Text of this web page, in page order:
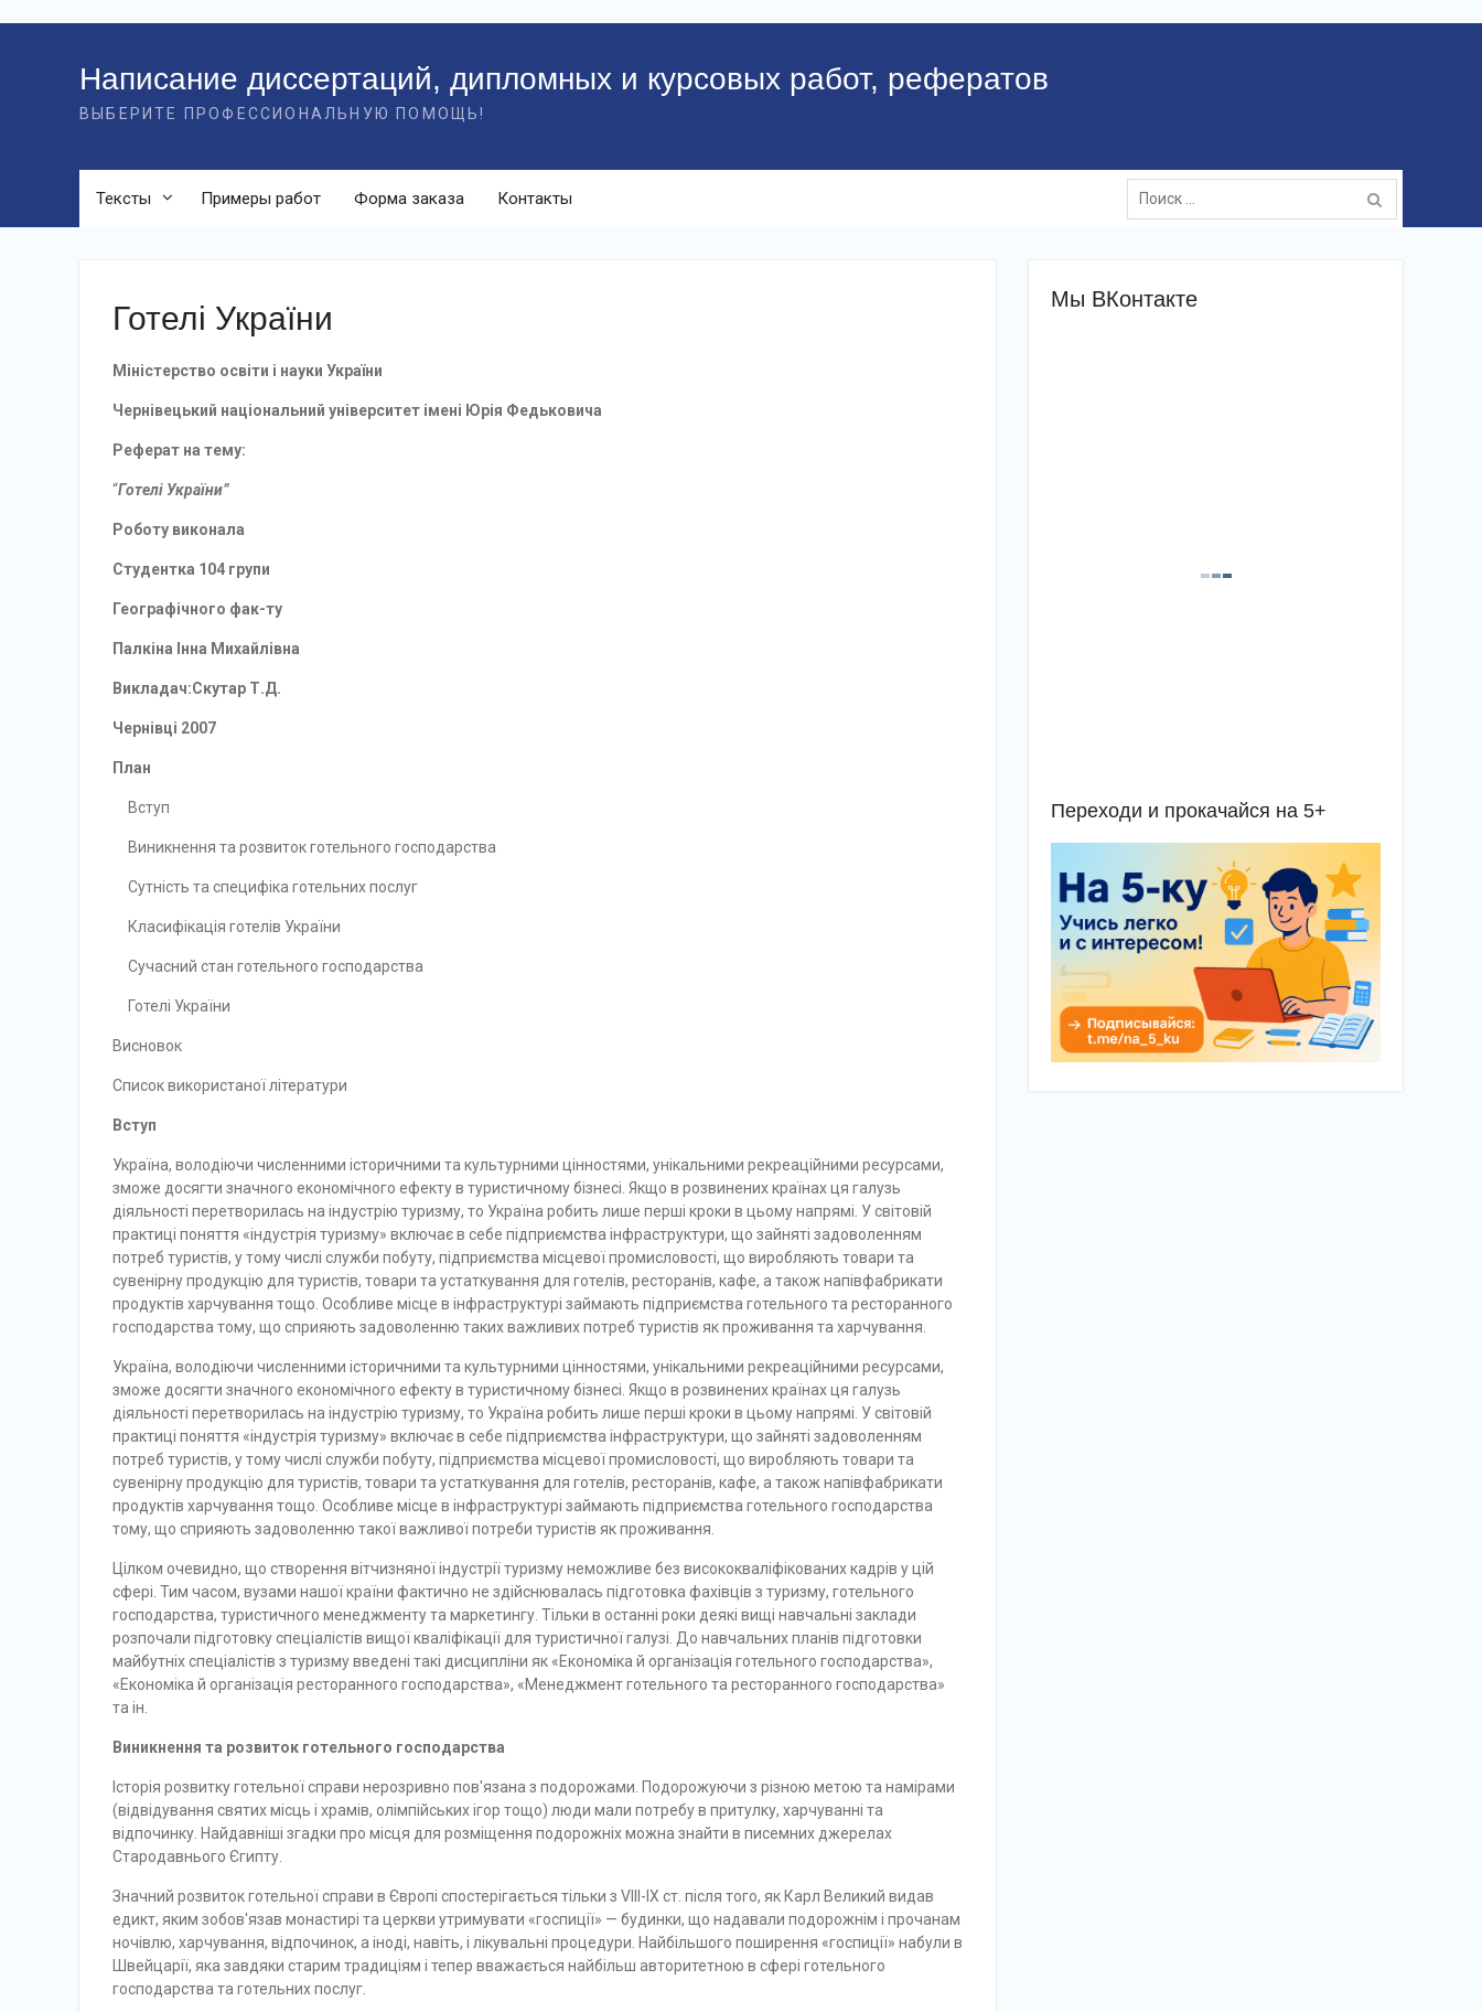
Написание диссертаций, дипломных и курсовых работ, рефератов
ВЫБЕРИТЕ ПРОФЕССИОНАЛЬНУЮ ПОМОЩЬ!
Тексты Примеры работ Форма заказа Контакты
Поиск:
Готелі України
Міністерство освіти і науки України
Чернівецький національний університет імені Юрія Федьковича
Реферат на тему:
“Готелі України”
Роботу виконала
Студентка 104 групи
Географічного фак-ту
Палкіна Інна Михайлівна
Викладач:Скутар Т.Д.
Чернівці 2007
План
Вступ
Виникнення та розвиток готельного господарства
Сутність та специфіка готельних послуг
Класифікація готелів України
Сучасний стан готельного господарства
Готелі України
Висновок
Список використаної літератури
Вступ
Україна, володіючи численними історичними та культурними цінностя­ми, унікальними рекреаційними ресурсами,
зможе досягти значного еко­номічного ефекту в туристичному бізнесі. Якщо в розвинених країнах ця галузь
діяльності перетворилась на індустрію туризму, то Україна робить лише перші кроки в цьому напрямі. У світовій
практиці поняття «індуст­рія туризму» включає в себе підприємства інфраструктури, що зайняті за­доволенням
потреб туристів, у тому числі служби побуту, підприємства місцевої промисловості, що виробляють товари та
сувенірну продукцію для туристів, товари та устаткування для готелів, ресторанів, кафе, а також напівфабрикати
продуктів харчування тощо. Особливе місце в інфра­структурі займають підприємства готельного та ресторанного
господарст­ва тому, що сприяють задоволенню таких важливих потреб туристів як проживання та харчування.
Україна, володіючи численними історичними та культурними цінностя­ми, унікальними рекреаційними ресурсами,
зможе досягти значного еко­номічного ефекту в туристичному бізнесі. Якщо в розвинених країнах ця галузь
діяльності перетворилась на індустрію туризму, то Україна робить лише перші кроки в цьому напрямі. У світовій
практиці поняття «індуст­рія туризму» включає в себе підприємства інфраструктури, що зайняті за­доволенням
потреб туристів, у тому числі служби побуту, підприємства місцевої промисловості, що виробляють товари та
сувенірну продукцію для туристів, товари та устаткування для готелів, ресторанів, кафе, а також напівфабрикати
продуктів харчування тощо. Особливе місце в інфра­структурі займають підприємства готельного господарст­ва
тому, що сприяють задоволенню такої важливої потреби туристів як проживання.
Цілком очевидно, що створення вітчизняної індустрії туризму неможли­ве без висококваліфікованих кадрів у цій
сфері. Тим часом, вузами нашої країни фактично не здійснювалась підготовка фахівців з туризму, готель­ного
господарства, туристичного менеджменту та маркетингу. Тільки в ос­танні роки деякі вищі навчальні заклади
розпочали підготовку спеціалістів вищої кваліфікації для туристичної галузі. До навчальних планів підготов­ки
майбутніх спеціалістів з туризму введені такі дисципліни як «Економі­ка й організація готельного господарства»,
«Економіка й організація рес­торанного господарства», «Менеджмент готельного та ресторанного госпо­дарства»
та ін.
Виникнення та розвиток готельного господарства
Історія розвитку готельної справи нерозривно пов'язана з подорожами. Подорожуючи з різною метою та намірами
(відвідування святих місць і храмів, олімпійських ігор тощо) люди мали потребу в притулку, харчуван­ні та
відпочинку. Найдавніші згадки про місця для розміщення подорож­ніх можна знайти в писемних джерелах
Стародавнього Єгипту.
Значний розвиток готельної справи в Європі спостерігається тільки з VIII-IX ст. після того, як Карл Великий видав
едикт, яким зобов'язав мо­настирі та церкви утримувати «госпиції» — будинки, що надавали подо­рожнім і прочанам
ночівлю, харчування, відпочинок, а іноді, навіть, і лі­кувальні процедури. Найбільшого поширення «госпиції» набули в
Швейца­рії, яка завдяки старим традиціям і тепер вважається найбільш авторитет­ною в сфері готельного
господарства та готельних послуг.
Мы ВКонтакте
Переходи и прокачайся на 5+